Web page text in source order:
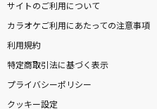
サイトのご利用について
カラオケご利用にあたっての注意事項
利用規約
特定商取引法に基づく表示
プライバシーポリシー
クッキー設定